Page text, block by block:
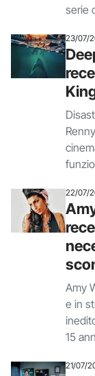
serie
23/07/
22/07/
Amy
e in
15
21/07/